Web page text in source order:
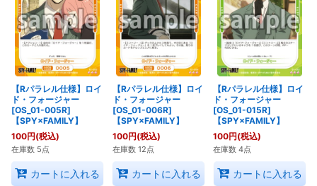
【Rパラレル仕様】ロイ
ド・フォージャー
[OS_01-005R]
【SPY×FAMILY】
100円(税込)
在庫数 5点
カートに入れる
【Rパラレル仕様】ロイ
ド・フォージャー
[OS_01-006R]
【SPY×FAMILY】
100円(税込)
在庫数 12点
カートに入れる
【Rパラレル仕様】ロイ
ド・フォージャー
[OS_01-015R]
【SPY×FAMILY】
100円(税込)
在庫数 4点
カートに入れる